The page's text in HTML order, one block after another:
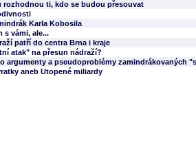
rozhodnou ti, kdo se budou přesouvat
Karla Kobosila
s vámi, ale...
patří do centra Brna i kraje
atak" na přesun nádraží?
argumenty a pseudoproblémy zamindrákovaných
aneb Utopené miliardy